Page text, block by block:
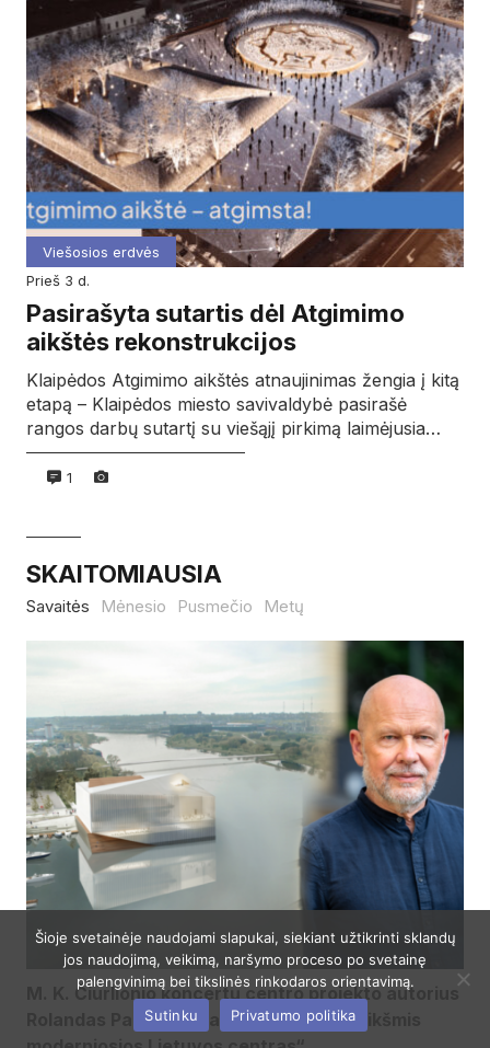
Viešosios erdvės
prieš 3 d.
Pasirašyta sutartis dėl Atgimimo
aikštės rekonstrukcijos
Klaipėdos Atgimimo aikštės atnaujinimas žengia į kitą
etapą – Klaipėdos miesto savivaldybė pasirašė
rangos darbų sutartį su viešąjį pirkimą laimėjusia…
1
SKAITOMIAUSIA
Savaitės Mėnesio Pusmečio Metų
M. K. Čiurlionio koncertų centro projekto autorius
Rolandas Palekas: „Kaunas yra vienareikšmis
Šioje svetainėje naudojami slapukai, siekiant užtikrinti sklandų
jos naudojimą, veikimą, naršymo proceso po svetainę
palengvinimą bei tikslinės rinkodaros orientavimą.
Sutinku
Privatumo politika